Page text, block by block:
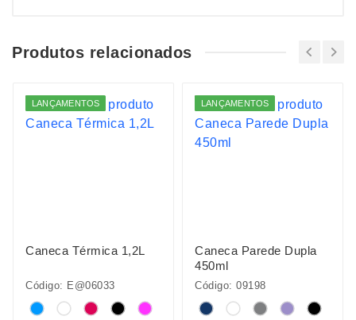
Produtos relacionados
LANÇAMENTOS
Caneca Térmica 1,2L
Código: E@06033
LANÇAMENTOS
Caneca Parede Dupla
450ml
Código: 09198